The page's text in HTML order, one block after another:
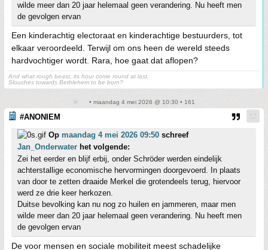
wilde meer dan 20 jaar helemaal geen verandering. Nu heeft men
de gevolgen ervan
Een kinderachtig electoraat en kinderachtige bestuurders, tot
elkaar veroordeeld. Terwijl om ons heen de wereld steeds
hardvochtiger wordt. Rara, hoe gaat dat aflopen?
And what rough beast, its hour come round at last,
Slouches towards Bethlehem to be born?
• maandag 4 mei 2026 @ 10:30 • 161
#ANONIEM
Op maandag 4 mei 2026 09:50 schreef
Jan_Onderwater het volgende:
Zei het eerder en blijf erbij, onder Schröder werden eindelijk
achterstallige economische hervormingen doorgevoerd. In plaats
van door te zetten draaide Merkel die grotendeels terug, hiervoor
werd ze drie keer herkozen.
Duitse bevolking kan nu nog zo huilen en jammeren, maar men
wilde meer dan 20 jaar helemaal geen verandering. Nu heeft men
de gevolgen ervan
De voor mensen en sociale mobiliteit meest schadelijke